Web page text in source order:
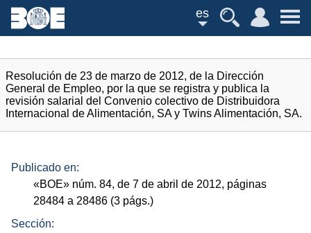
es
Resolución de 23 de marzo de 2012, de la Dirección
General de Empleo, por la que se registra y publica la
revisión salarial del Convenio colectivo de Distribuidora
Internacional de Alimentación, SA y Twins Alimentación, SA.
Publicado en:
«BOE» núm. 84, de 7 de abril de 2012, páginas
28484 a 28486 (3 págs.)
Sección: